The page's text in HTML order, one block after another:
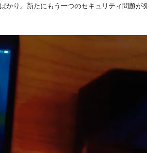
かり。新たにもう一つのセキュリティ問題が